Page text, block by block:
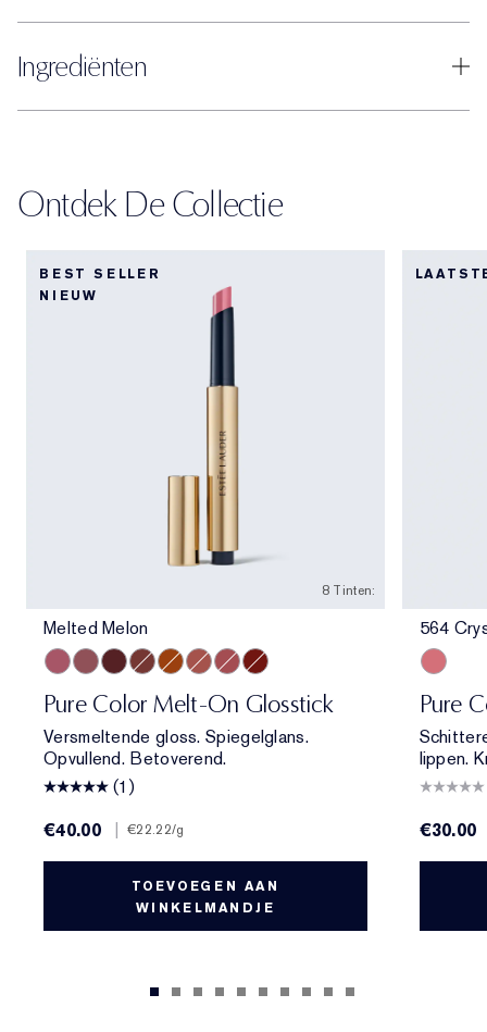
Ingrediënten
Ontdek De Collectie
BEST SELLER
NIEUW
8 Tinten:
Melted Melon
Pure Color Melt-On Glosstick
Versmeltende gloss. Spiegelglans.
Opvullend. Betoverend.
(1)
€40.00
| €22.22/g
TOEVOEGEN AAN
WINKELMANDJE
564
Pure
lippen.
€30.00